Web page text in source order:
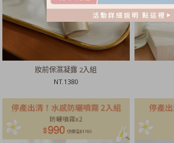
妝前保濕凝露 2入組
NT.1380